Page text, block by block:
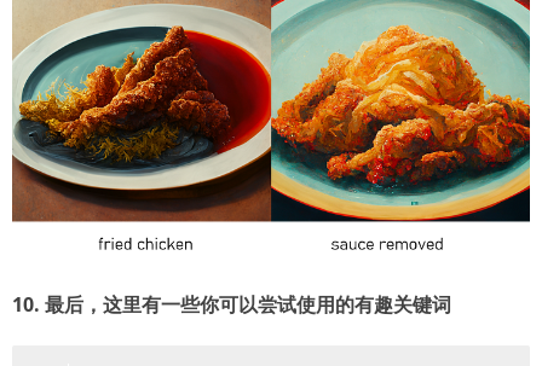
10. 最后，这里有一些你可以尝试使用的有趣关键词